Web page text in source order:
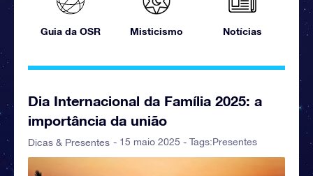
Guia da OSR Misticismo Notícias
Dia Internacional da Família 2025: a
importância da união
Dicas & Presentes - 15 maio 2025 - Tags:Presentes